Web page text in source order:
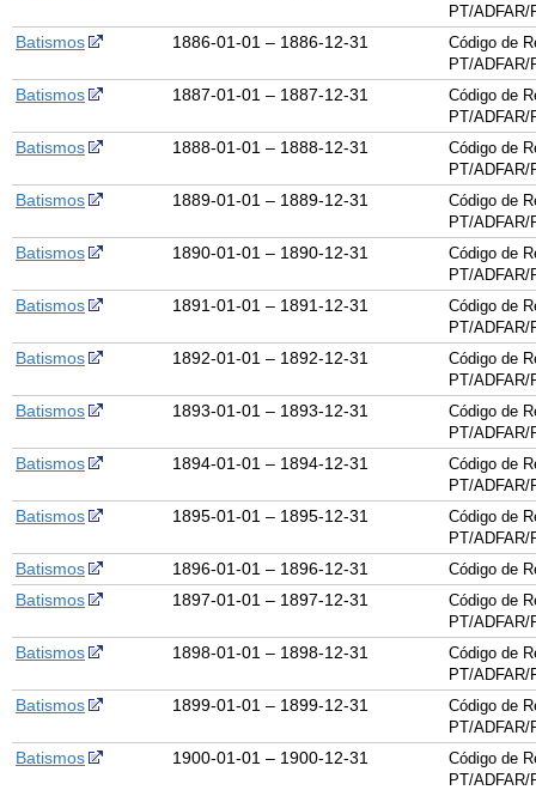
PT/ADFAR/
Batismos 1886-01-01 – 1886-12-31
Código de
PT/ADFAR/
Batismos 1887-01-01 – 1887-12-31
Código de
PT/ADFAR/
Batismos 1888-01-01 – 1888-12-31
Código de
PT/ADFAR/
Batismos 1889-01-01 – 1889-12-31
Código de
PT/ADFAR/
Batismos 1890-01-01 – 1890-12-31
Código de
PT/ADFAR/
Batismos 1891-01-01 – 1891-12-31
Código de
PT/ADFAR/
Batismos 1892-01-01 – 1892-12-31
Código de
PT/ADFAR/
Batismos 1893-01-01 – 1893-12-31
Código de
PT/ADFAR/
Batismos 1894-01-01 – 1894-12-31
Código de
PT/ADFAR/
Batismos 1895-01-01 – 1895-12-31
Código de
PT/ADFAR/
Batismos 1896-01-01 – 1896-12-31 Código de
Batismos 1897-01-01 – 1897-12-31
Código de
PT/ADFAR/
Batismos 1898-01-01 – 1898-12-31
Código de
PT/ADFAR/
Batismos 1899-01-01 – 1899-12-31
Código de
PT/ADFAR/
Batismos 1900-01-01 – 1900-12-31
Código de
PT/ADFAR/